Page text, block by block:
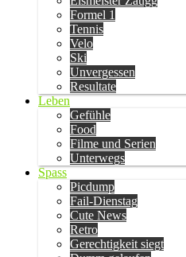
Formel 1
Tennis
Velo
Ski
Unvergessen
Resultate
Leben
Gefühle
Food
Filme und Serien
Unterwegs
Spass
Picdump
Fail-Dienstag
Cute News
Retro
Gerechtigkeit siegt